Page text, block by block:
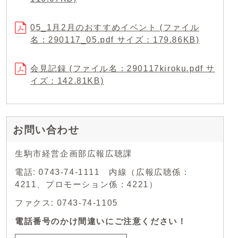
05_1月2月のおすすめイベント (ファイル
名：290117_05.pdf サイズ：179.86KB)
会見記録 (ファイル名：290117kiroku.pdf サ
イズ：142.81KB)
お問い合わせ
生駒市経営企画部広報広聴課
電話: 0743-74-1111 内線（広報広聴係：
4211、プロモーション係：4221）
ファクス: 0743-74-1105
電話番号のかけ間違いにご注意ください！